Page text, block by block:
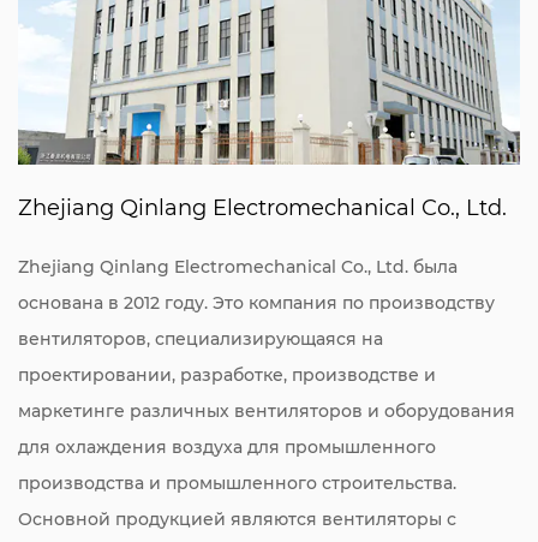
Zhejiang Qinlang Electromechanical Co., Ltd.
Zhejiang Qinlang Electromechanical Co., Ltd. была
основана в 2012 году. Это компания по производству
вентиляторов, специализирующаяся на
проектировании, разработке, производстве и
маркетинге различных вентиляторов и оборудования
для охлаждения воздуха для промышленного
производства и промышленного строительства.
Основной продукцией являются вентиляторы с